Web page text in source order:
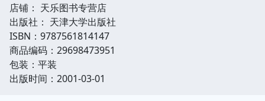
店铺： 天乐图书专营店
出版社： 天津大学出版社
ISBN：9787561814147
商品编码：29698473951
包装：平装
出版时间：2001-03-01